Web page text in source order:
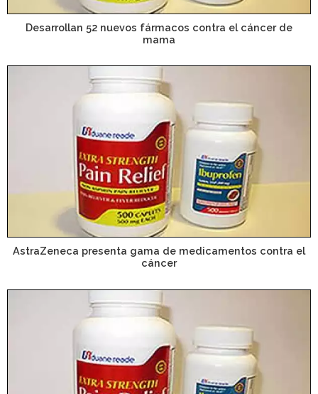
Desarrollan 52 nuevos fármacos contra el cáncer de
mama
AstraZeneca presenta gama de medicamentos contra el
cáncer